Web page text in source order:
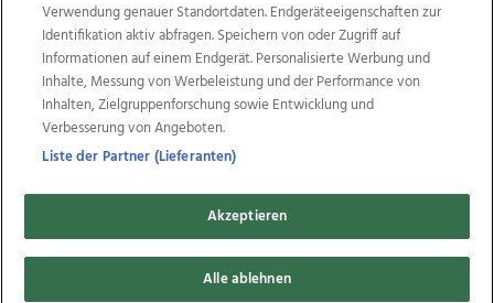
Weitere Angebote des Medienhauses Wimmer
TV1 di-mog-i.at OÖNow
Ischler Woche
Life Radio
OÖNachrichten
OÖN Immobilien
OÖN Karriere
OÖN Reise
Promenaden Galerien
Regionaljobs
wasistlos.at
Copyrights © 2026 Tips Zeitungs GmbH & Co KG
developed by11x11.net
Verwendung genauer Standortdaten. Endgeräteeigenschaften zur
Identifikation aktiv abfragen. Speichern von oder Zugriff auf
Informationen auf einem Endgerät. Personalisierte Werbung und
Inhalte, Messung von Werbeleistung und der Performance von
Inhalten, Zielgruppenforschung sowie Entwicklung und
Verbesserung von Angeboten.
Liste der Partner (Lieferanten)
Akzeptieren
Alle ablehnen